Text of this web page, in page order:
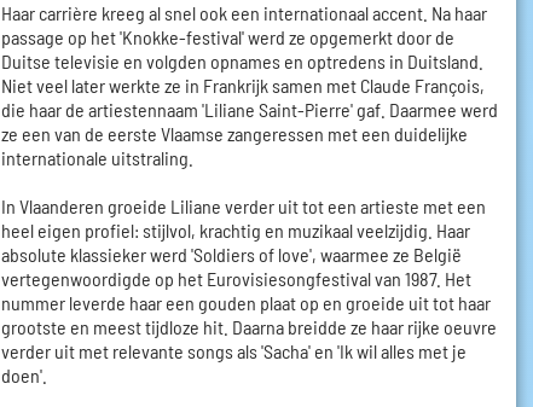
Haar carrière kreeg al snel ook een internationaal accent. Na haar
passage op het 'Knokke-festival' werd ze opgemerkt door de
Duitse televisie en volgden opnames en optredens in Duitsland.
Niet veel later werkte ze in Frankrijk samen met Claude François,
die haar de artiestennaam 'Liliane Saint-Pierre' gaf. Daarmee werd
ze een van de eerste Vlaamse zangeressen met een duidelijke
internationale uitstraling.
In Vlaanderen groeide Liliane verder uit tot een artieste met een
heel eigen profiel: stijlvol, krachtig en muzikaal veelzijdig. Haar
absolute klassieker werd 'Soldiers of love', waarmee ze België
vertegenwoordigde op het Eurovisiesongfestival van 1987. Het
nummer leverde haar een gouden plaat op en groeide uit tot haar
grootste en meest tijdloze hit. Daarna breidde ze haar rijke oeuvre
verder uit met relevante songs als 'Sacha' en 'Ik wil alles met je
doen'.